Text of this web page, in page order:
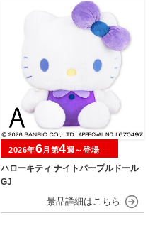
ハローキティ ナイトパープルドール
GJ
2026年6月第4週～登場